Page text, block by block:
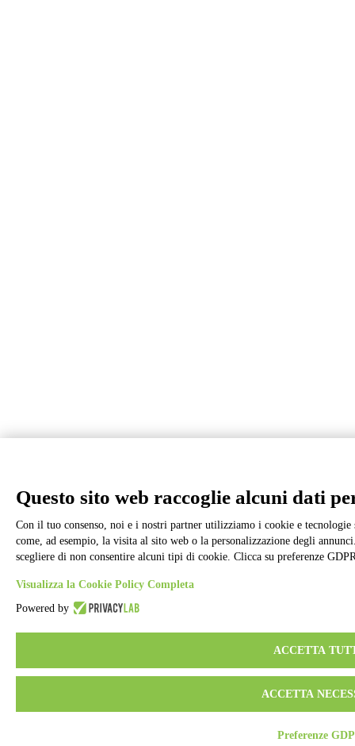
Questo sito web raccoglie alcuni dati
Con il tuo consenso, noi e i nostri partner utilizziamo i cookie e
come, ad esempio, la visita al sito web o la personalizzazione degli
scegliere di non consentire alcuni tipi di cookie. Clicca su preferenze
Visualizza la Cookie Policy Completa
Powered by
ACCETTA
ACCETTA
Preferenze